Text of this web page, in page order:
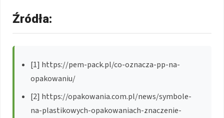
Źródła:
[1] https://pem-pack.pl/co-oznacza-pp-na-
opakowaniu/
[2] https://opakowania.com.pl/news/symbole-
na-plastikowych-opakowaniach-znaczenie-